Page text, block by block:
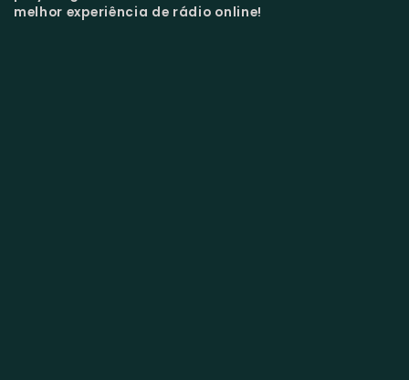
melhor experiência de rádio online!